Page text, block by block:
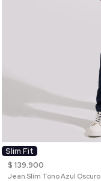
Slim Fit
$ 139.900
Jean Slim Tono Azul Oscuro